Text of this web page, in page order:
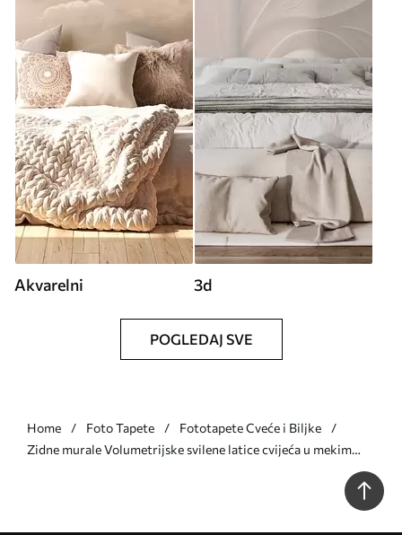
Akvarelni 3d
POGLEDAJ SVE
Home Foto Tapete
Fototapete Cveće i Biljke
Zidne murale Volumetrijske svilene latice cvijeća u mekim